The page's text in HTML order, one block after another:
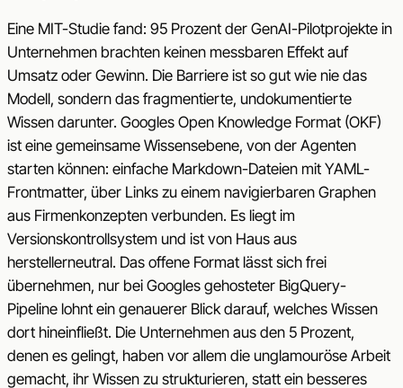
Eine MIT-Studie fand: 95 Prozent der GenAI-Pilotprojekte in
Unternehmen brachten keinen messbaren Effekt auf
Umsatz oder Gewinn. Die Barriere ist so gut wie nie das
Modell, sondern das fragmentierte, undokumentierte
Wissen darunter. Googles Open Knowledge Format (OKF)
ist eine gemeinsame Wissensebene, von der Agenten
starten können: einfache Markdown-Dateien mit YAML-
Frontmatter, über Links zu einem navigierbaren Graphen
aus Firmenkonzepten verbunden. Es liegt im
Versionskontrollsystem und ist von Haus aus
herstellerneutral. Das offene Format lässt sich frei
übernehmen, nur bei Googles gehosteter BigQuery-
Pipeline lohnt ein genauerer Blick darauf, welches Wissen
dort hineinfließt. Die Unternehmen aus den 5 Prozent,
denen es gelingt, haben vor allem die unglamouröse Arbeit
gemacht, ihr Wissen zu strukturieren, statt ein besseres